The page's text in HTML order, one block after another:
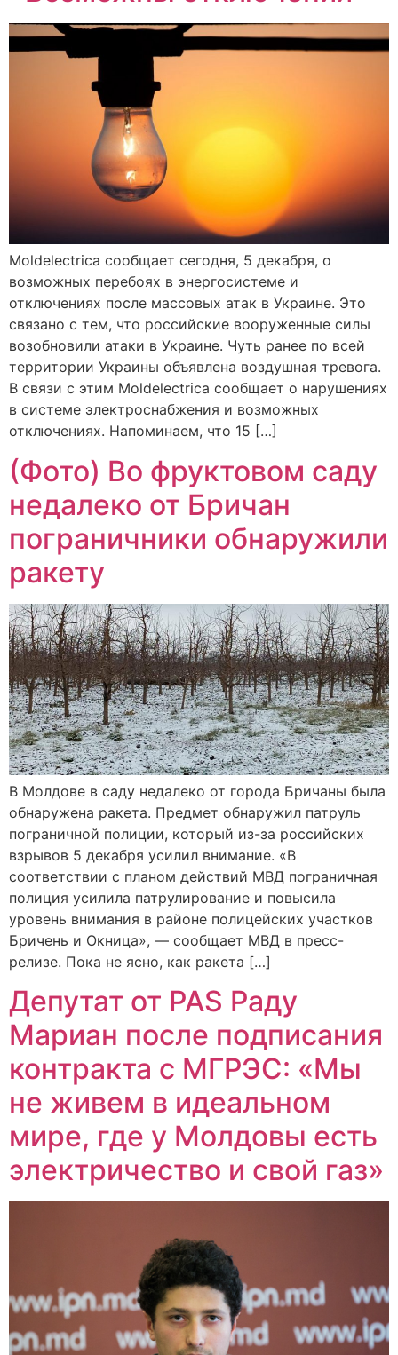
Moldelectrica сообщает сегодня, 5 декабря, о
возможных перебоях в энергосистеме и
отключениях после массовых атак в Украине. Это
связано с тем, что российские вооруженные силы
возобновили атаки в Украине. Чуть ранее по всей
территории Украины объявлена воздушная тревога.
В связи с этим Moldelectrica сообщает о нарушениях
в системе электроснабжения и возможных
отключениях. Напоминаем, что 15 […]
(Фото) Во фруктовом саду
недалеко от Бричан
пограничники обнаружили
ракету
В Молдове в саду недалеко от города Бричаны была
обнаружена ракета. Предмет обнаружил патруль
пограничной полиции, который из-за российских
взрывов 5 декабря усилил внимание. «В
соответствии с планом действий МВД пограничная
полиция усилила патрулирование и повысила
уровень внимания в районе полицейских участков
Бричень и Окница», — сообщает МВД в пресс-
релизе. Пока не ясно, как ракета […]
Депутат от PAS Раду
Мариан после подписания
контракта с МГРЭС: «Мы
не живем в идеальном
мире, где у Молдовы есть
электричество и свой газ»